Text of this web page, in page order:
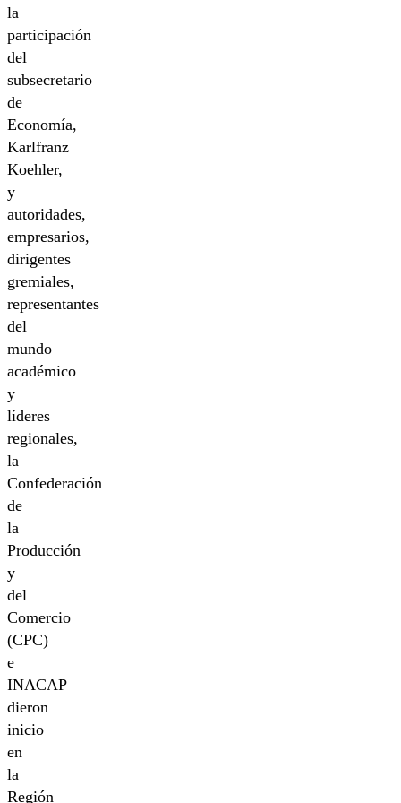
la
participación
del
subsecretario
de
Economía,
Karlfranz
Koehler,
y
autoridades,
empresarios,
dirigentes
gremiales,
representantes
del
mundo
académico
y
líderes
regionales,
la
Confederación
de
la
Producción
y
del
Comercio
(CPC)
e
INACAP
dieron
inicio
en
la
Región